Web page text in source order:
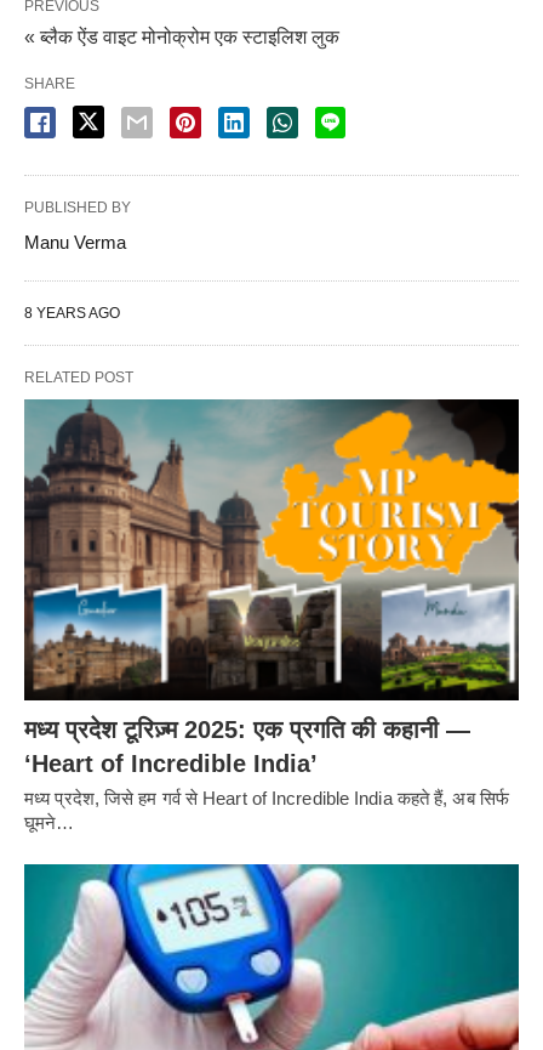
PREVIOUS
« ब्लैक ऐंड वाइट मोनोक्रोम एक स्टाइलिश लुक
SHARE
PUBLISHED BY
Manu Verma
8 YEARS AGO
RELATED POST
मध्य प्रदेश टूरिज़्म 2025: एक प्रगति की कहानी —
‘Heart of Incredible India’
मध्य प्रदेश, जिसे हम गर्व से Heart of Incredible India कहते हैं, अब सिर्फ
घूमने…